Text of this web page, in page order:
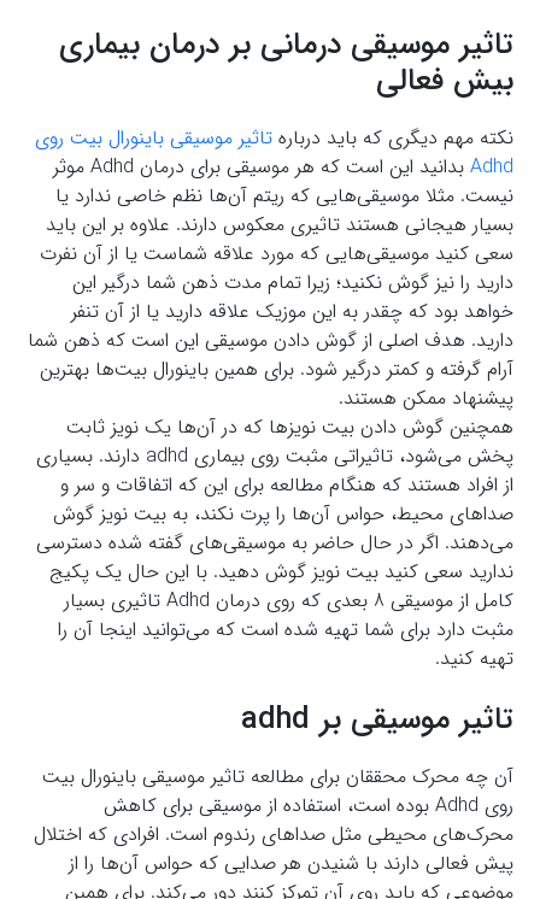
تاثیر موسیقی درمانی بر درمان بیماری
بیش فعالی
نکته مهم دیگری که باید دربارهتاثیر موسیقی باینورال بیت روی
Adhd
بدانید این است که هر موسیقی برای درمان Adhd موثر
نیست. مثلا موسیقی‌هایی که ریتم آن‌ها نظم خاصی ندارد یا
بسیار هیجانی هستند تاثیری معکوس دارند. علاوه بر این باید
سعی کنید موسیقی‌هایی که مورد علاقه شماست یا از آن نفرت
دارید را نیز گوش نکنید؛ زیرا تمام مدت ذهن شما درگیر این
خواهد بود که چقدر به این موزیک علاقه دارید یا از آن تنفر
دارید. هدف اصلی از گوش دادن موسیقی این است که ذهن شما
آرام گرفته و کمتر درگیر شود. برای همین باینورال بیت‌ها بهترین
پیشنهاد ممکن هستند.
همچنین گوش دادن بیت نویزها که در آن‌ها یک نویز ثابت
پخش می‌شود، تاثیراتی مثبت روی بیماری adhd دارند. بسیاری
از افراد هستند که هنگام مطالعه برای این که اتفاقات و سر و
صداهای محیط، حواس آن‌ها را پرت نکند، به بیت نویز گوش
می‌دهند. اگر در حال حاضر به موسیقی‌های گفته شده دسترسی
ندارید سعی کنید بیت نویز گوش دهید. با این حال یک پکیج
کامل از موسیقی 8 بعدی که روی درمان Adhd تاثیری بسیار
مثبت دارد برای شما تهیه شده است که می‌توانید اینجا آن را
تهیه کنید.
تاثیر موسیقی بر adhd
آن چه محرک محققان برای مطالعه تاثیر موسیقی باینورال بیت
روی Adhd بوده است، استفاده از موسیقی برای کاهش
محرک‌های محیطی مثل صداهای رندوم است. افرادی که اختلال
پیش فعالی دارند با شنیدن هر صدایی که حواس آن‌ها را از
موضوعی که باید روی آن تمرکز کنند دور می‌کند. برای همین